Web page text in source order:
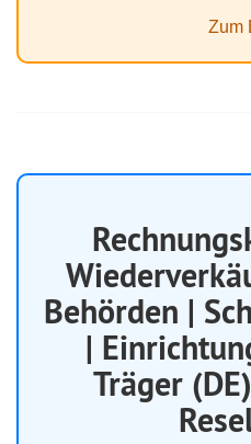
Zum
Behörden |
|
Träger